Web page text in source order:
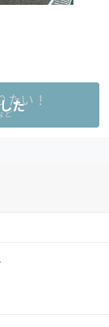
たい !
どた